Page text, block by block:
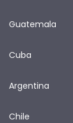
Guatemala
Cuba
Argentina
Chile